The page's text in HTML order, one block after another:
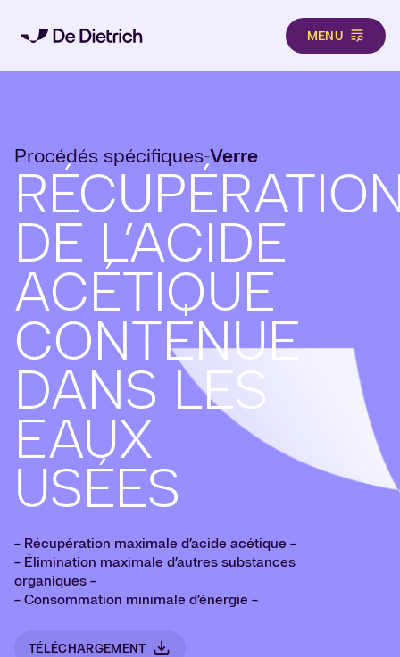
MENU
Procédés spécifiques-Verre
DE L’ACIDE
ACÉTIQUE
CONTENUE
DANS LES
EAUX
USÉES
- Récupération maximale d’acide acétique -
- Élimination maximale d’autres substances
organiques -
- Consommation minimale d’énergie -
TÉLÉCHARGEMENT